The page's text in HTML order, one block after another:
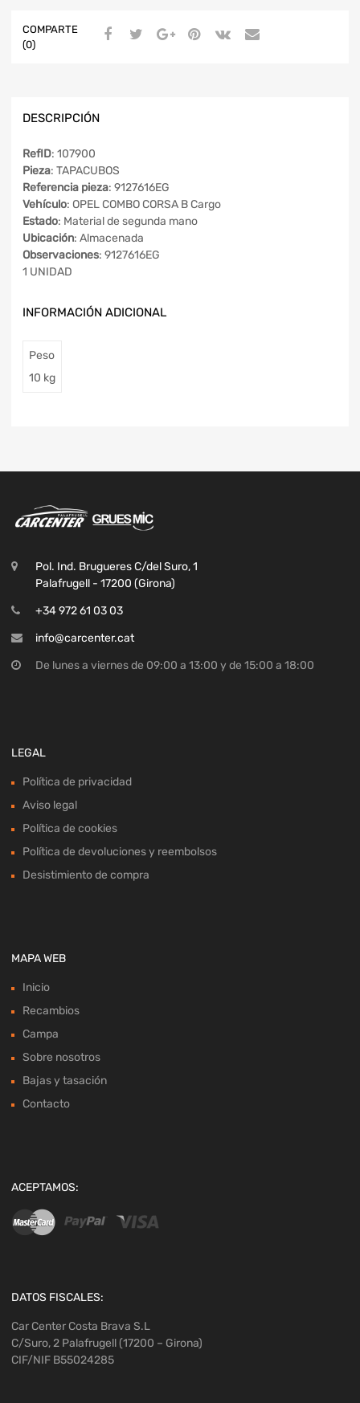
COMPARTE
(0)
DESCRIPCIÓN
RefID: 107900
Pieza: TAPACUBOS
Referencia pieza: 9127616EG
Vehículo: OPEL COMBO CORSA B Cargo
Estado: Material de segunda mano
Ubicación: Almacenada
Observaciones: 9127616EG
1 UNIDAD
INFORMACIÓN ADICIONAL
Peso
10 kg
Pol. Ind. Brugueres C/del Suro, 1
Palafrugell - 17200 (Girona)
+34 972 61 03 03
info@carcenter.cat
De lunes a viernes de 09:00 a 13:00 y de 15:00 a 18:00
LEGAL
Política de privacidad
Aviso legal
Política de cookies
Política de devoluciones y reembolsos
Desistimiento de compra
MAPA WEB
Inicio
Recambios
Campa
Sobre nosotros
Bajas y tasación
Contacto
ACEPTAMOS:
DATOS FISCALES:
Car Center Costa Brava S.L
C/Suro, 2 Palafrugell (17200 – Girona)
CIF/NIF B55024285